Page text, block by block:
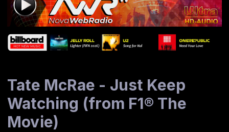
Tate McRae - Just Keep
Watching (from F1® The
Movie)